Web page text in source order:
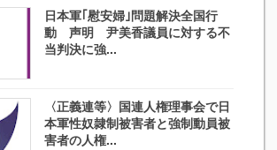
日本軍｢慰安婦｣問題解決全国行
動 声明 尹美香議員に対する不
当判決に強...
〈正義連等〉国連人権理事会で日
本軍性奴隷制被害者と強制動員被
害者の人権...